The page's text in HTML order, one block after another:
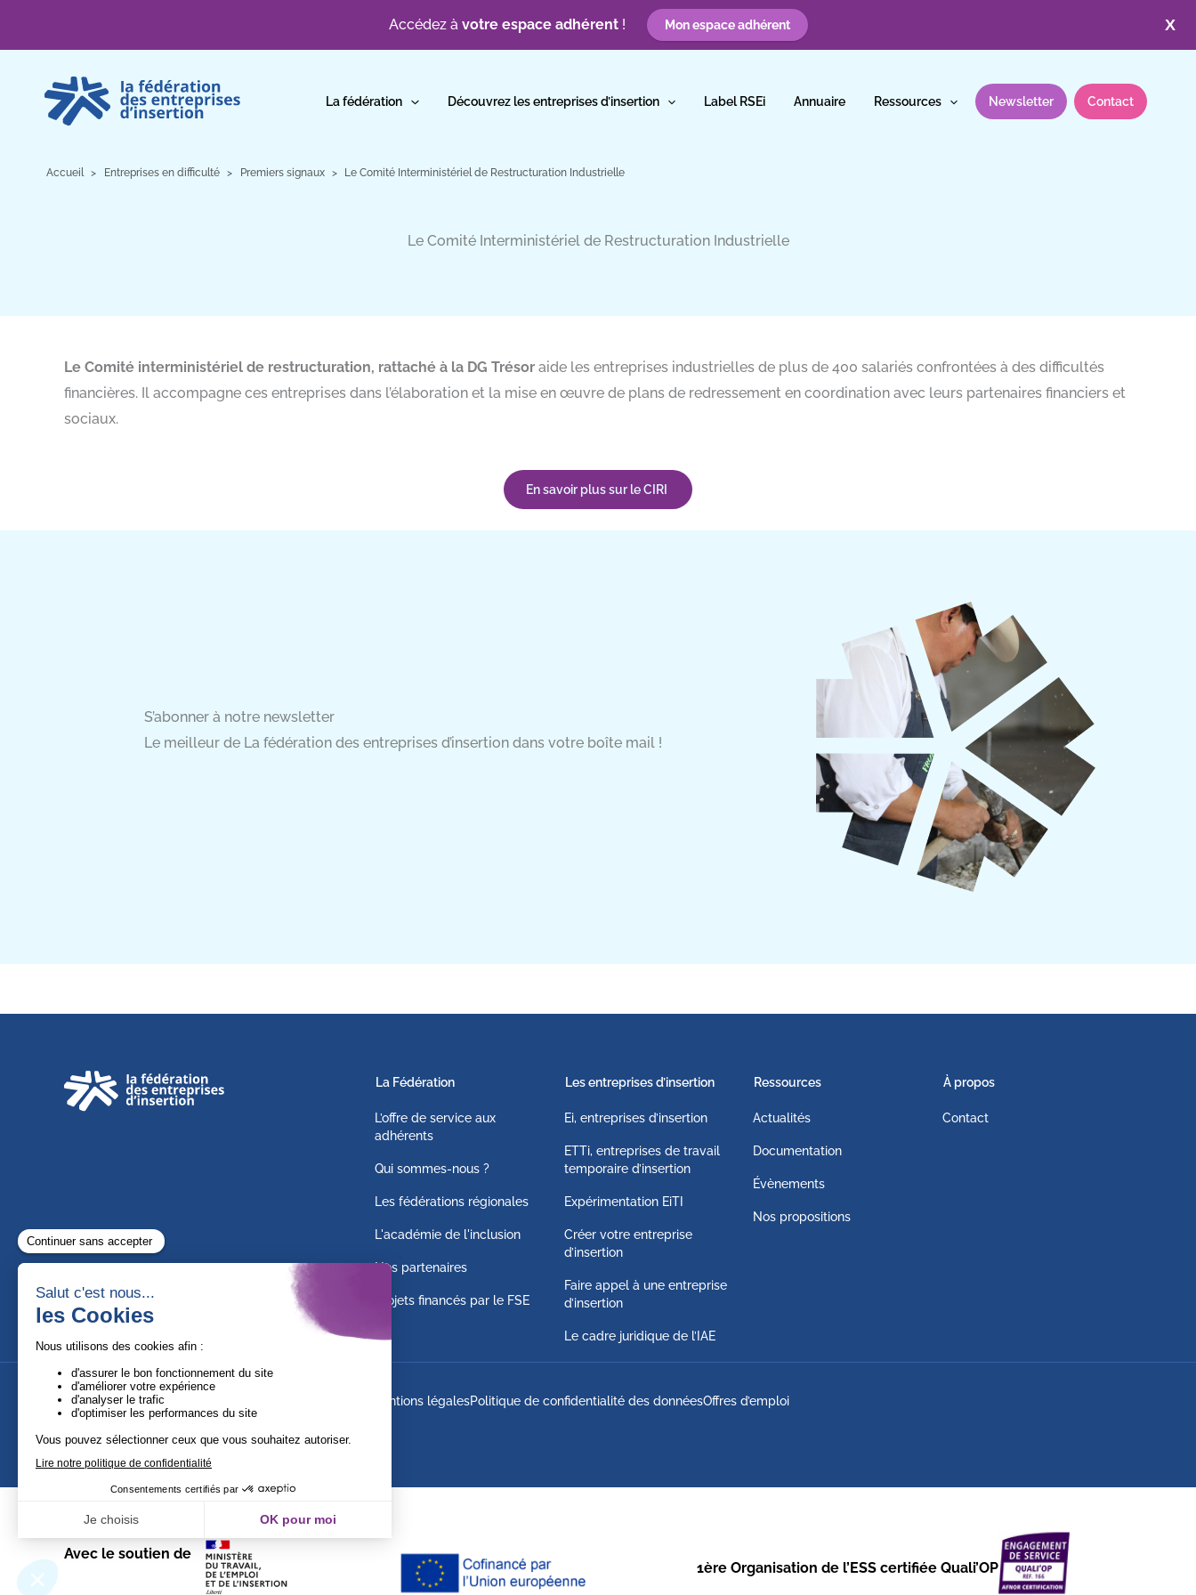
X
Accédez à votre espace adhérent! Mon espace adhérent
contenu
La fédération Découvrez les entreprises d’insertion Label RSEi Annuaire Ressources Newsletter Contact
Accueil Entreprises en difficulté Premiers signaux Le Comité Interministériel de Restructuration Industrielle
Le Comité Interministériel de Restructuration Industrielle
Le Comité interministériel de restructuration, rattaché à la DG Trésor aide les entreprises industrielles de plus de 400 salariés confrontées à des difficultés
financières. Il accompagne ces entreprises dans l’élaboration et la mise en œuvre de plans de redressement en coordination avec leurs partenaires financiers et
sociaux.
En savoir plus sur le CIRI
S’abonner à notre newsletter
Le meilleur de La fédération des entreprises d’insertion dans votre boîte mail !
La Fédération
L’offre de service aux
adhérents
Qui sommes-nous ?
Les fédérations régionales
L'académie de l'inclusion
Nos partenaires
Projets financés par le FSE
Les entreprises d’insertion
Ei, entreprises d’insertion
ETTi, entreprises de travail
temporaire d’insertion
Expérimentation EiTI
Créer votre entreprise
d’insertion
Faire appel à une entreprise
d’insertion
Le cadre juridique de l’IAE
Ressources
Actualités
Documentation
Évènements
Nos propositions
À propos
Contact
Suivez-nous ! Mentions légalesPolitique de confidentialité des donnéesOffres d’emploi
Avec le soutien de
1ère Organisation de l’ESS certifiée Quali’OP